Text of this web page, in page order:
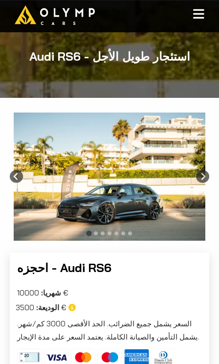
Audi RS6 - استئجار طويل الأجل
احجزه - Audi RS6
شهريا: 10000 €
الوديعة: 3500 €
السعر يشمل جميع الضرائب. الحد الأقصى 3000 كم/شهر.
يشمل التأمين والصيانة الكاملة. يعتمد السعر على مدة الإيجار.